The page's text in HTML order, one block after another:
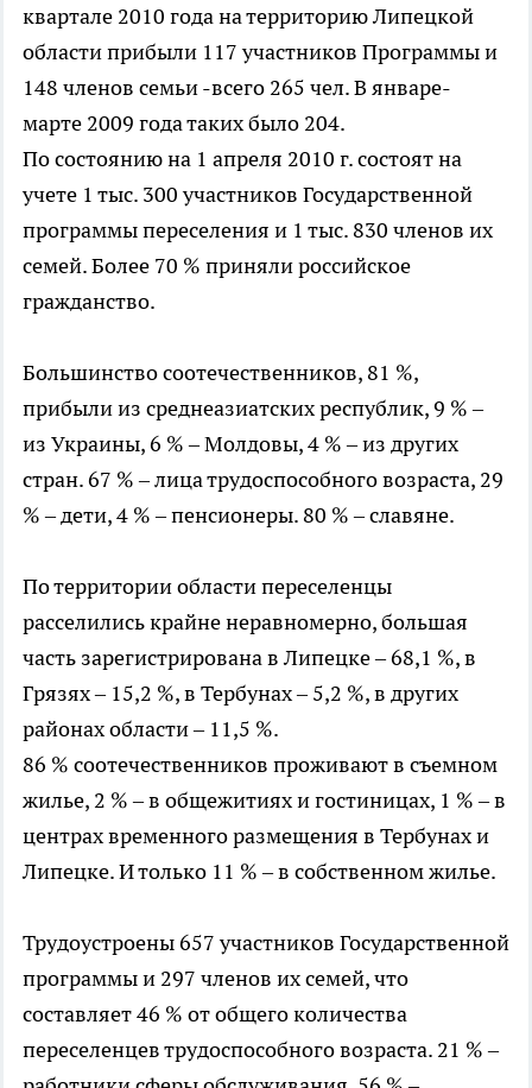
квартале 2010 года на территорию Липецкой
области прибыли 117 участников Программы и
148 членов семьи -всего 265 чел. В январе-
марте 2009 года таких было 204.
По состоянию на 1 апреля 2010 г. состоят на
учете 1 тыс. 300 участников Государственной
программы переселения и 1 тыс. 830 членов их
семей. Более 70 % приняли российское
гражданство.
Большинство соотечественников, 81 %,
прибыли из среднеазиатских республик, 9 % –
из Украины, 6 % – Молдовы, 4 % – из других
стран. 67 % – лица трудоспособного возраста, 29
% – дети, 4 % – пенсионеры. 80 % – славяне.
По территории области переселенцы
расселились крайне неравномерно, большая
часть зарегистрирована в Липецке – 68,1 %, в
Грязях – 15,2 %, в Тербунах – 5,2 %, в других
районах области – 11,5 %.
86 % соотечественников проживают в съемном
жилье, 2 % – в общежитиях и гостиницах, 1 % – в
центрах временного размещения в Тербунах и
Липецке. И только 11 % – в собственном жилье.
Трудоустроены 657 участников Государственной
программы и 297 членов их семей, что
составляет 46 % от общего количества
переселенцев трудоспособного возраста. 21 % –